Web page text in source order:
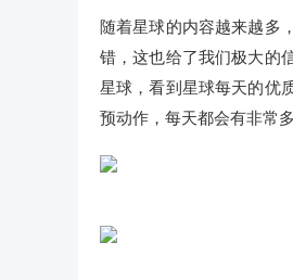
随着星球的内容越来越多
错，这也给了我们极大的
星球，看到星球每天的优
预动作，每天都会有非常